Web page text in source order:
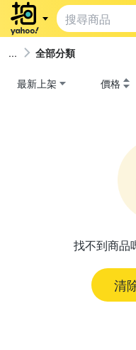
全部分類
最新上架 價格
找不到商品
清